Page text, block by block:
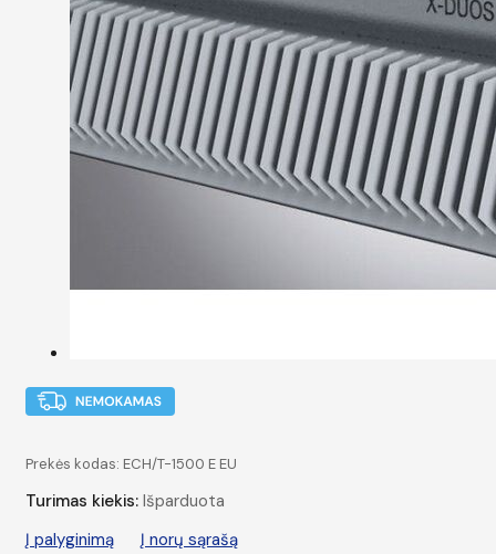
Prekės kodas: ECH/T-1500 E EU
Turimas kiekis: Išparduota
Į palyginimą
Į norų sąrašą